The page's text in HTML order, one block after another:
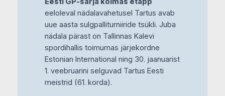
eeloleval nädalavahetusel Tartus avab
uue aasta sulgpalliturniiride tsükli. Juba
nädala pärast on Tallinnas Kalevi
spordihallis toimumas järjekordne
Estonian International ning 30. jaanuarist
1. veebruarini selguvad Tartus Eesti
meistrid (61. korda).